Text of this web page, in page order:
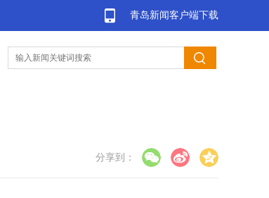
青岛新闻客户端下载
分享到：